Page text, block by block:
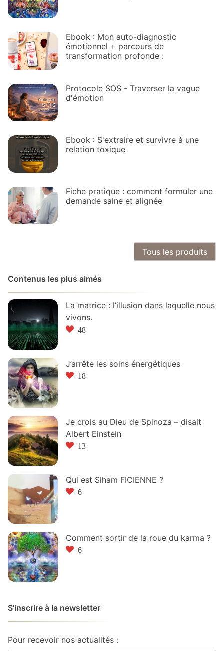
Ebook : Mon auto-diagnostic
émotionnel + parcours de
transformation profonde :
Protocole SOS - Traverser la vague
d'émotion
Ebook : S'extraire et survivre à une
relation toxique
Fiche pratique : comment formuler une
demande saine et alignée
Tous les produits
Contenus les plus aimés
La matrice : l’illusion dans laquelle nous
vivons.
48
J’arrête les soins énergétiques
18
Je crois au Dieu de Spinoza – disait
Albert Einstein
13
Qui est Siham FICIENNE ?
6
Comment sortir de la roue du karma ?
6
S'inscrire à la newsletter
Pour recevoir nos actualités :